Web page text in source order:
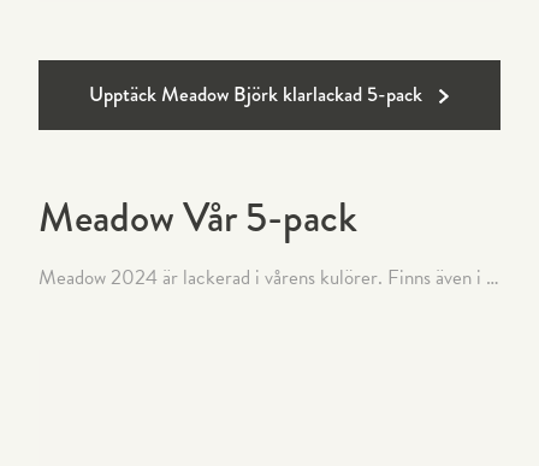
Upptäck Meadow Björk klarlackad 5-pack
Meadow Vår 5-pack
Meadow 2024 är lackerad i vårens kulörer. Finns även i klarlackad björk.